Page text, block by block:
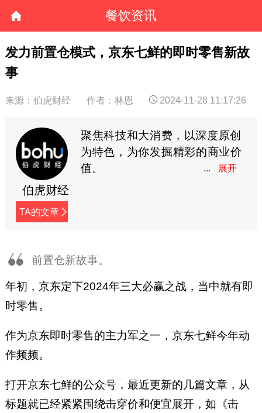
餐饮资讯
发力前置仓模式，京东七鲜的即时零售新故
事
来源：伯虎财经 作者：林恩 2024-11-28 11:17:26
伯虎财经
TA的文章
聚焦科技和大消费，以深度原创
为特色，为你发掘精彩的商业价
值。
前置仓新故事。
年初，京东定下2024年三大必赢之战，当中就有即
时零售。
作为京东即时零售的主力军之一，京东七鲜今年动
作频频。
打开京东七鲜的公众号，最近更新的几篇文章，从
标题就已经紧紧围绕击穿价和便宜展开，如《击